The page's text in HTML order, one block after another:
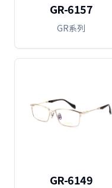
GR-6157
GR系列
GR-6149